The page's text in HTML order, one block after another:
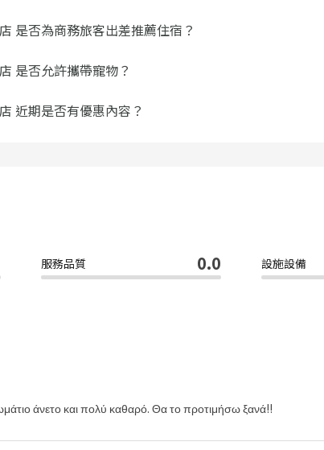
是否為商務旅客出差推薦住宿？
是否允許攜帶寵物？
近期是否有優惠內容？
服務品質 0.0 設施設備
άνετο και πολύ καθαρό. Θα το προτιμήσω ξανά!!